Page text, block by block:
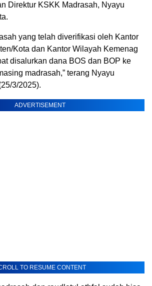
Direktur KSKK Madrasah, Nyayu
yang telah diverifikasi oleh Kantor
Kota dan Kantor Wilayah Kemenag
disalurkan dana BOS dan BOP ke
madrasah,” terang Nyayu
3/2025).
ADVERTISEMENT
TO RESUME CONTENT